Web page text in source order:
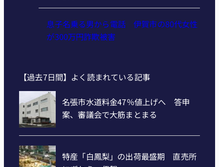
息子名乗る男から電話 伊賀市の80代女性
が300万円詐欺被害
【過去7日間】よく読まれている記事